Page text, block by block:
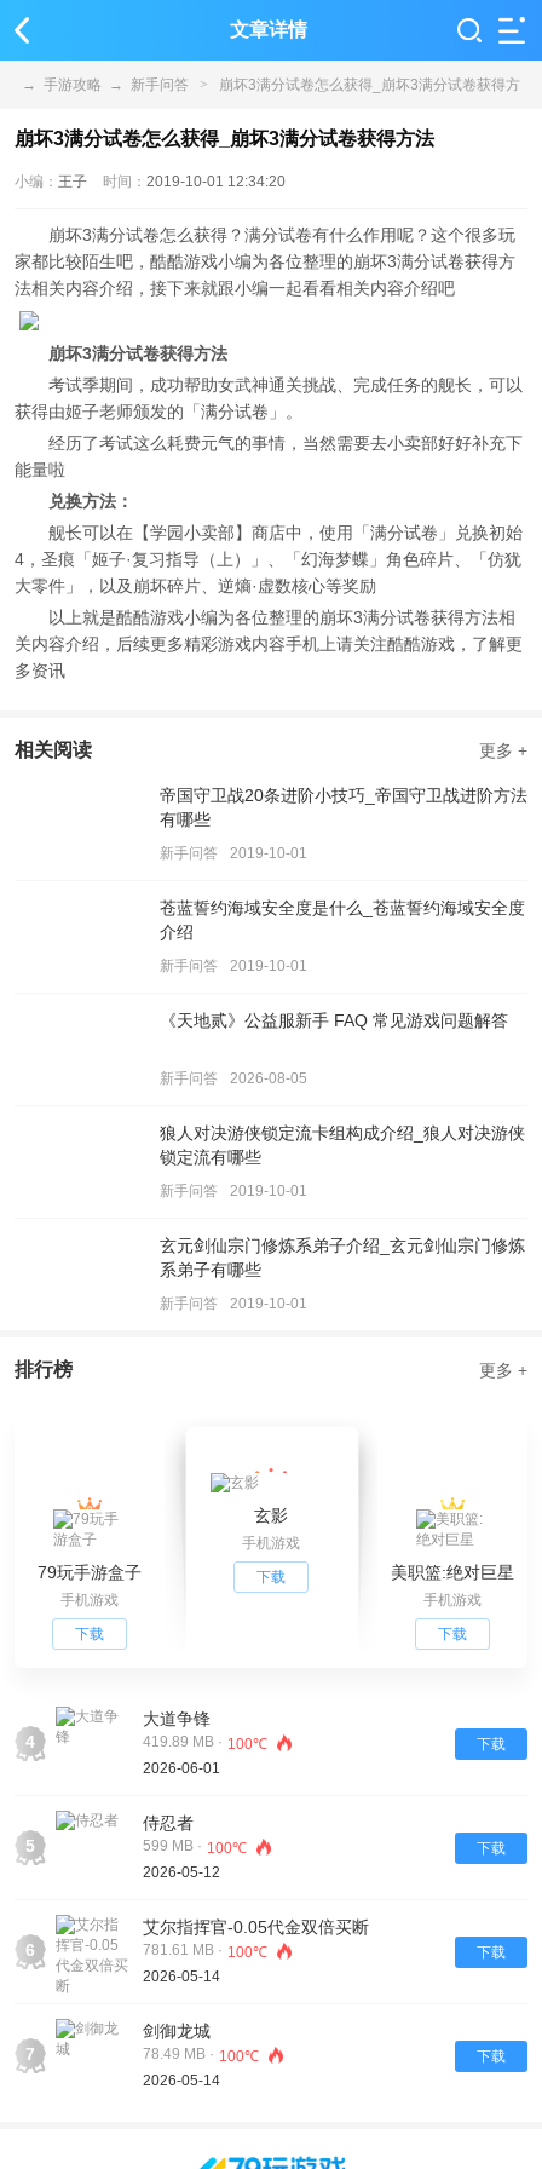
文章详情
→ 手游攻略 → 新手问答 > 崩坏3满分试卷怎么获得_崩坏3满分试卷获得方
法
崩坏3满分试卷怎么获得_崩坏3满分试卷获得方法
小编： 王子 时间： 2019-10-01 12:34:20
崩坏3满分试卷怎么获得？满分试卷有什么作用呢？这个很多玩
家都比较陌生吧，酷酷游戏小编为各位整理的崩坏3满分试卷获得方
法相关内容介绍，接下来就跟小编一起看看相关内容介绍吧
崩坏3满分试卷获得方法
考试季期间，成功帮助女武神通关挑战、完成任务的舰长，可以
获得由姬子老师颁发的「满分试卷」。
经历了考试这么耗费元气的事情，当然需要去小卖部好好补充下
能量啦
兑换方法：
舰长可以在【学园小卖部】商店中，使用「满分试卷」兑换初始
4，圣痕「姬子·复习指导（上）」、「幻海梦蝶」角色碎片、「仿犹
大零件」，以及崩坏碎片、逆熵·虚数核心等奖励
以上就是酷酷游戏小编为各位整理的崩坏3满分试卷获得方法相
关内容介绍，后续更多精彩游戏内容手机上请关注酷酷游戏，了解更
多资讯
相关阅读 更多 +
帝国守卫战20条进阶小技巧_帝国守卫战进阶方法
有哪些
新手问答 2019-10-01
苍蓝誓约海域安全度是什么_苍蓝誓约海域安全度
介绍
新手问答 2019-10-01
《天地贰》公益服新手 FAQ 常见游戏问题解答
新手问答 2026-08-05
狼人对决游侠锁定流卡组构成介绍_狼人对决游侠
锁定流有哪些
新手问答 2019-10-01
玄元剑仙宗门修炼系弟子介绍_玄元剑仙宗门修炼
系弟子有哪些
新手问答 2019-10-01
排行榜 更多 +
79玩手游盒子
手机游戏
下载
玄影
手机游戏
下载
美职篮:绝对巨星
手机游戏
下载
4
大道争锋
419.89 MB · 100℃
2026-06-01
下载
5
侍忍者
599 MB · 100℃
2026-05-12
下载
6
艾尔指挥官-0.05代金双倍买断
781.61 MB · 100℃
2026-05-14
下载
7
剑御龙城
78.49 MB · 100℃
2026-05-14
下载